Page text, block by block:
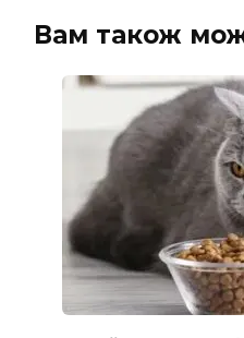
Вам також